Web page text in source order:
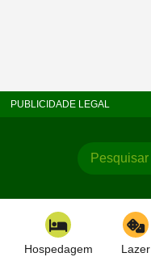
PUBLICIDADE LEGAL
Hospedagem Lazer